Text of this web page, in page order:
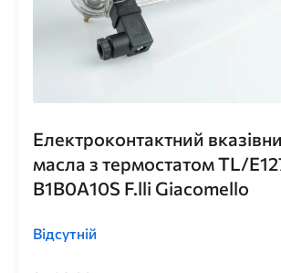
Електроконтактний
масла з термостатом TL/
B1B0A10S F.lli Giacomello
Відсутній